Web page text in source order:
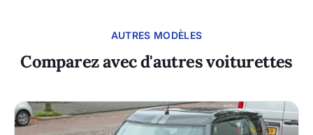
AUTRES MODÈLES
Comparez avec d'autres voiturettes